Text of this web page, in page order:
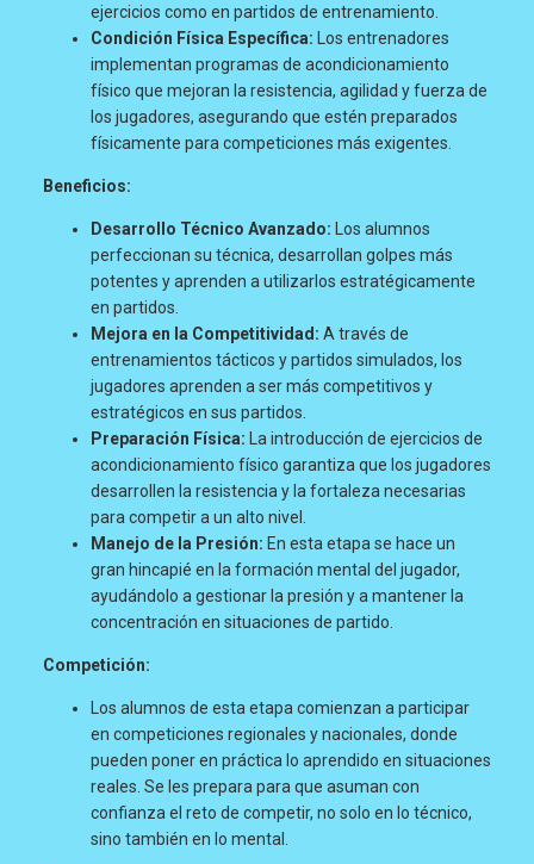
ejercicios como en partidos de entrenamiento.
Condición Física Específica: Los entrenadores
implementan programas de acondicionamiento
físico que mejoran la resistencia, agilidad y fuerza de
los jugadores, asegurando que estén preparados
físicamente para competiciones más exigentes.
Beneficios:
Desarrollo Técnico Avanzado: Los alumnos
perfeccionan su técnica, desarrollan golpes más
potentes y aprenden a utilizarlos estratégicamente
en partidos.
Mejora en la Competitividad: A través de
entrenamientos tácticos y partidos simulados, los
jugadores aprenden a ser más competitivos y
estratégicos en sus partidos.
Preparación Física: La introducción de ejercicios de
acondicionamiento físico garantiza que los jugadores
desarrollen la resistencia y la fortaleza necesarias
para competir a un alto nivel.
Manejo de la Presión: En esta etapa se hace un
gran hincapié en la formación mental del jugador,
ayudándolo a gestionar la presión y a mantener la
concentración en situaciones de partido.
Competición:
Los alumnos de esta etapa comienzan a participar
en competiciones regionales y nacionales, donde
pueden poner en práctica lo aprendido en situaciones
reales. Se les prepara para que asuman con
confianza el reto de competir, no solo en lo técnico,
sino también en lo mental.